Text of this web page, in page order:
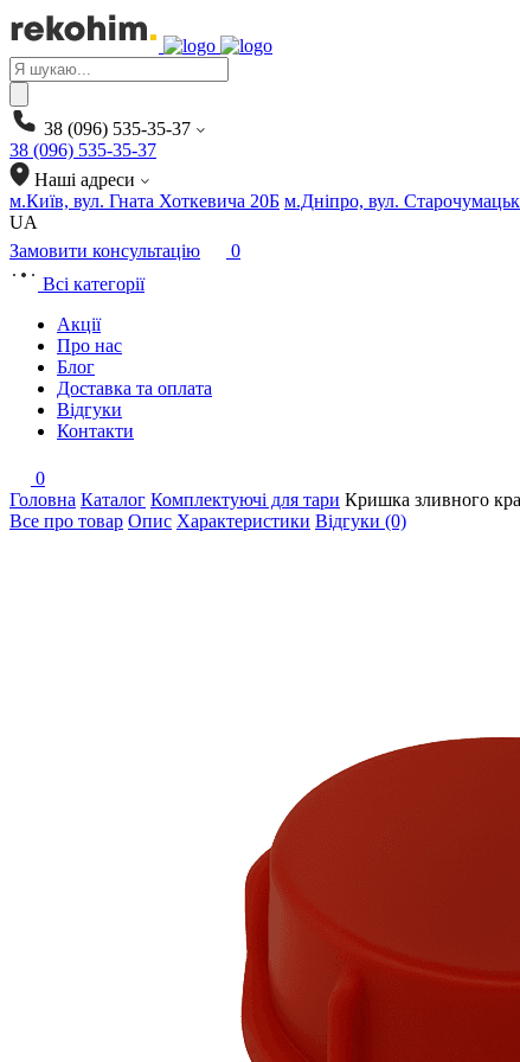
Products
search
38 (096) 535-35-37
38 (096) 535-35-37
Наші адреси
м.Київ, вул. Гната Хоткевича 20Б м.Дніпро, вул.
UA
Замовити консультацію
0
Всі категорії
Акції
Про нас
Блог
Доставка та оплата
Відгуки
Контакти
0
Головна Каталог Комплектуючі для тари Кришка зливного
Все про товар Опис Характеристики Відгуки (0)